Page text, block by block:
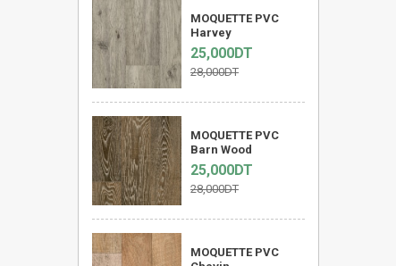
MOQUETTE PVC
Harvey
25,000DT
28,000DT
MOQUETTE PVC
Barn Wood
25,000DT
28,000DT
MOQUETTE PVC